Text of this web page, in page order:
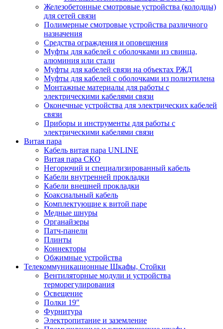
Железобетонные смотровые устройства (колодцы)
для сетей связи
Полимерные смотровые устройства различного
назначения
Средства ограждения и оповещения
Муфты для кабелей с оболочками из свинца,
алюминия или стали
Муфты для кабелей связи на объектах РЖД
Муфты для кабелей с оболочками из полиэтилена
Монтажные материалы для работы с
электрическими кабелями связи
Оконечные устройства для электрических кабелей
связи
Приборы и инструменты для работы с
электрическими кабелями связи
Витая пара
Кабель витая пара UNLINE
Витая пара СКО
Негорючий и специализированный кабель
Кабели внутренней прокладки
Кабели внешней прокладки
Коаксиальный кабель
Комплектующие к витой паре
Медные шнуры
Органайзеры
Патч-панели
Плинты
Коннекторы
Обжимные устройства
Телекоммуникационные Шкафы, Стойки
Вентиляторные модули и устройства
терморегулирования
Освещение
Полки 19″
Фурнитура
Электропитание и заземление